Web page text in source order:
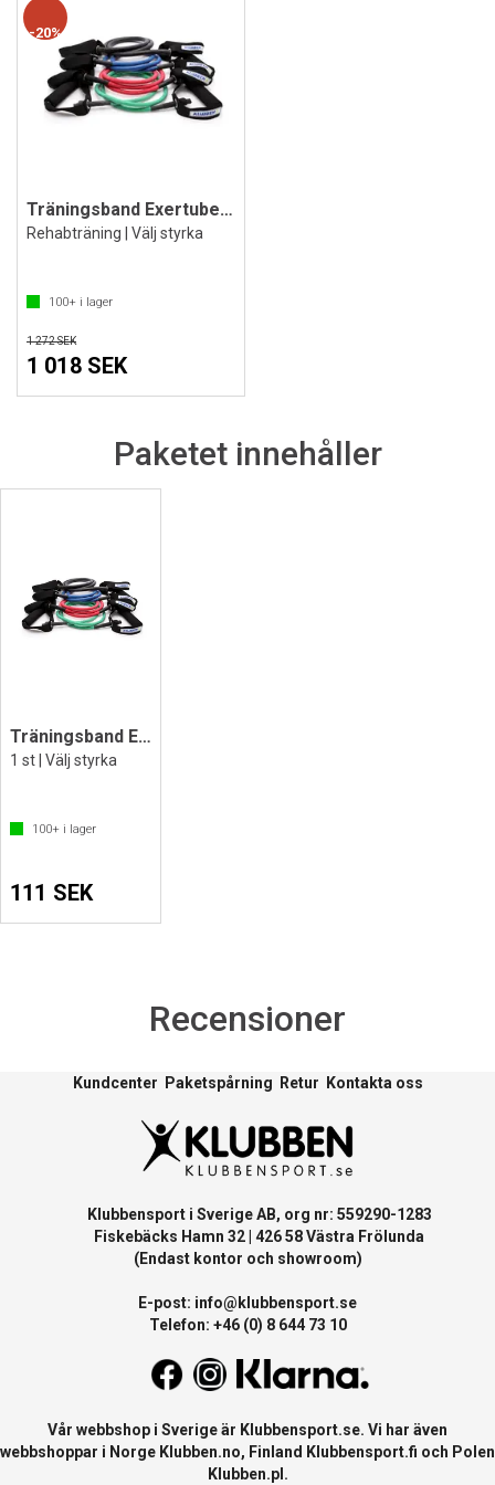
20%
Träningsband Exertube med handtag 10 st.
Rehabträning | Välj styrka
100+ i lager
1 272 SEK
1 018 SEK
Paketet innehåller
Träningsband Exertube med handtag
1 st | Välj styrka
100+ i lager
111 SEK
Recensioner
Kundcenter Paketspårning Retur Kontakta oss
Klubbensport i Sverige AB, org nr: 559290-1283
Fiskebäcks Hamn 32 | 426 58 Västra Frölunda
(Endast kontor och showroom)
E-post: info@klubbensport.se
Telefon: +46 (0) 8 644 73 10
Vår webbshop i Sverige är Klubbensport.se. Vi har även
webbshoppar i Norge Klubben.no, Finland Klubbensport.fi och Polen
Klubben.pl .